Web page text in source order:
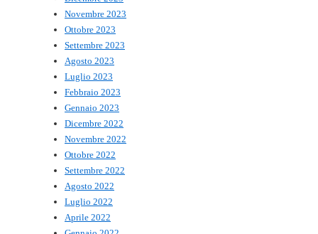
Novembre 2023
Ottobre 2023
Settembre 2023
Agosto 2023
Luglio 2023
Febbraio 2023
Gennaio 2023
Dicembre 2022
Novembre 2022
Ottobre 2022
Settembre 2022
Agosto 2022
Luglio 2022
Aprile 2022